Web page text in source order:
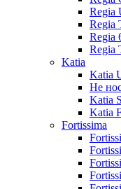
Regia
Regia
Regia
Regia
Katia
Katia
Не
Katia
Katia
Fortissima